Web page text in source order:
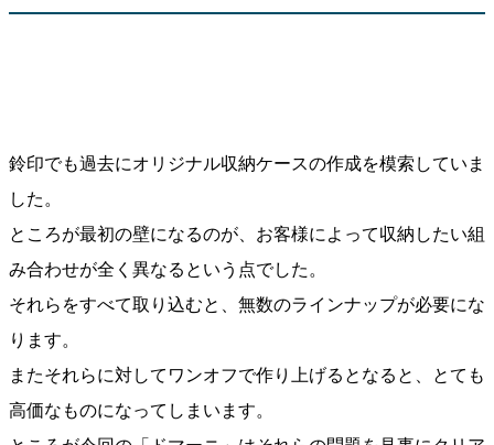
鈴印でも過去にオリジナル収納ケースの作成を模索していま
した。
ところが最初の壁になるのが、お客様によって収納したい組
み合わせが全く異なるという点でした。
それらをすべて取り込むと、無数のラインナップが必要にな
ります。
またそれらに対してワンオフで作り上げるとなると、とても
高価なものになってしまいます。